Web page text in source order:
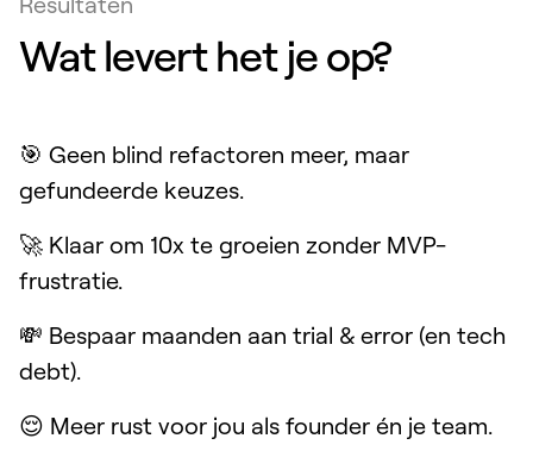
Wat levert het je op?
🎯 Geen blind refactoren meer, maar
gefundeerde keuzes.
🚀 Klaar om 10x te groeien zonder MVP-
frustratie.
💸 Bespaar maanden aan trial & error (en tech
debt).
😌 Meer rust voor jou als founder én je team.